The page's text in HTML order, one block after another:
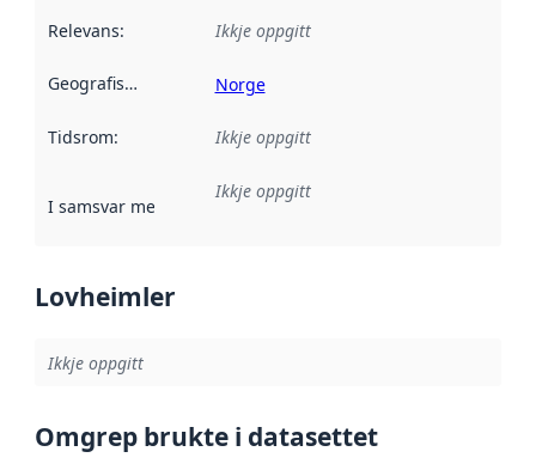
Relevans: Ikkje oppgitt
Geografisk område Norge
Tidsrom: Ikkje oppgitt
I samsvar med Referanse til ei implementeringsregel eller
Ikkje oppgitt
Lovheimler
Ikkje oppgitt
Omgrep brukte i datasettet